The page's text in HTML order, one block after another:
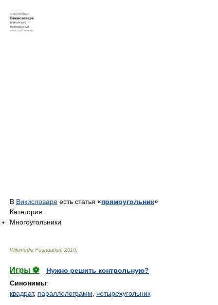
В Викисловаре есть статья «прямоугольник»
Категория:
Многоугольники
Wikimedia Foundation 2010
Игры ⚽
Нужно решить контрольную?
Синонимы:
квадрат, параллелограмм четырехугольник